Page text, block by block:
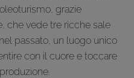
grazie
che vede tre ricche sale
passato, un luogo unico
con il cuore e toccare